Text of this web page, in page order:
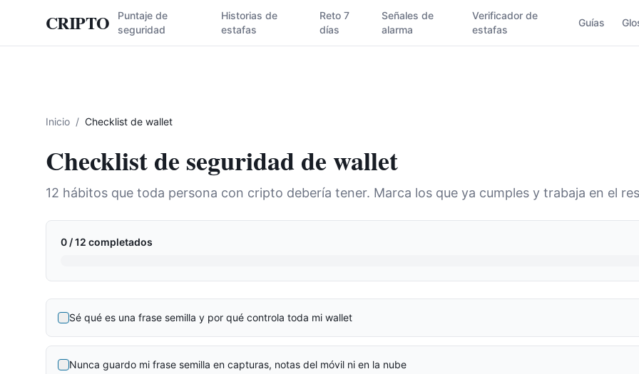
CRIPTO
Puntaje de
seguridad
Historias de
estafas
Reto 7
días
Señales de
alarma
Verificador de
estafas
Guías
Inicio / Checklist de wallet
Checklist de seguridad de wallet
12 hábitos que toda persona con cripto debería tener. Marca los que ya cumples y trabaja en el
0 /12 completados
Sé qué es una frase semilla y por qué controla toda mi wallet
Nunca guardo mi frase semilla en capturas, notas del móvil ni en la nube